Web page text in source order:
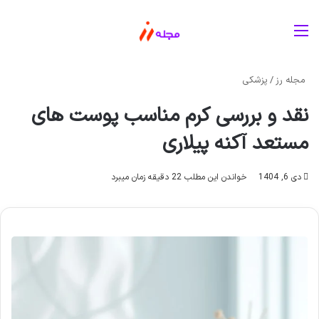
مجله رز/ پزشکی
نقد و بررسی کرم مناسب پوست های
مستعد آکنه پیلاری
دی 6, 1404 خواندن این مطلب 22 دقیقه زمان میبرد